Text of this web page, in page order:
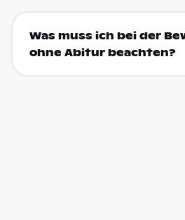
Was muss ich bei der
ohne Abitur beachten?